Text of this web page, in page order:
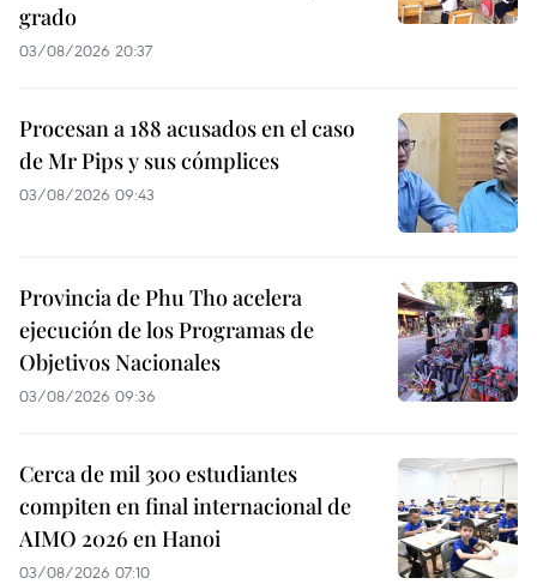
grado
03/08/2026 20:37
Procesan a 188 acusados en el caso
de Mr Pips y sus cómplices
03/08/2026 09:43
Provincia de Phu Tho acelera
ejecución de los Programas de
Objetivos Nacionales
03/08/2026 09:36
Cerca de mil 300 estudiantes
compiten en final internacional de
AIMO 2026 en Hanoi
03/08/2026 07:10